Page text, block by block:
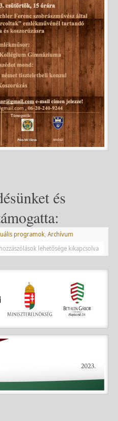
és
programok, Archívum
lehetősége kikapcsolva